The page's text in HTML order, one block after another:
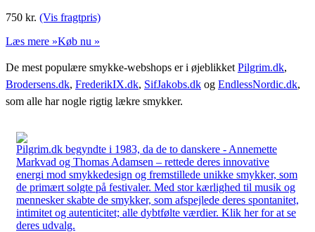
750 kr. (Vis fragtpris)
Læs mere »Køb nu »
De mest populære smykke-webshops er i øjeblikket Pilgrim.dk,
Brodersens.dk, FrederikIX.dk, SifJakobs.dk og EndlessNordic.dk,
som alle har nogle rigtig lækre smykker.
Pilgrim.dk begyndte i 1983, da de to danskere - Annemette
Markvad og Thomas Adamsen – rettede deres innovative
energi mod smykkedesign og fremstillede unikke smykker, som
de primært solgte på festivaler. Med stor kærlighed til musik og
mennesker skabte de smykker, som afspejlede deres spontanitet,
intimitet og autenticitet; alle dybtfølte værdier. Klik her for at se
deres udvalg.